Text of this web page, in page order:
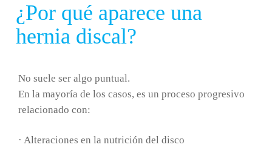
¿Por qué aparece una
hernia discal?
No suele ser algo puntual.
En la mayoría de los casos, es un proceso progresivo
relacionado con:
· Alteraciones en la nutrición del disco